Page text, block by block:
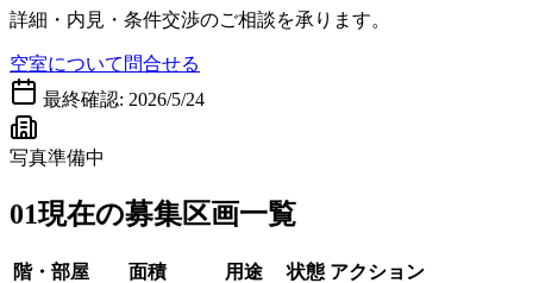
詳細・内見・条件交渉のご相談を承ります。
空室について問合せる
最終確認: 2026/5/24
写真準備中
01現在の募集区画一覧
階・部屋 面積 用途 状態 アクション